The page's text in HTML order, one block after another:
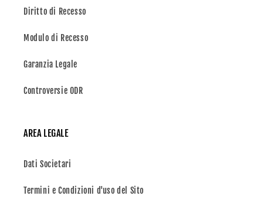
Diritto di Recesso
Modulo di Recesso
Garanzia Legale
Controversie ODR
AREA LEGALE
Dati Societari
Termini e Condizioni d'uso del Sito